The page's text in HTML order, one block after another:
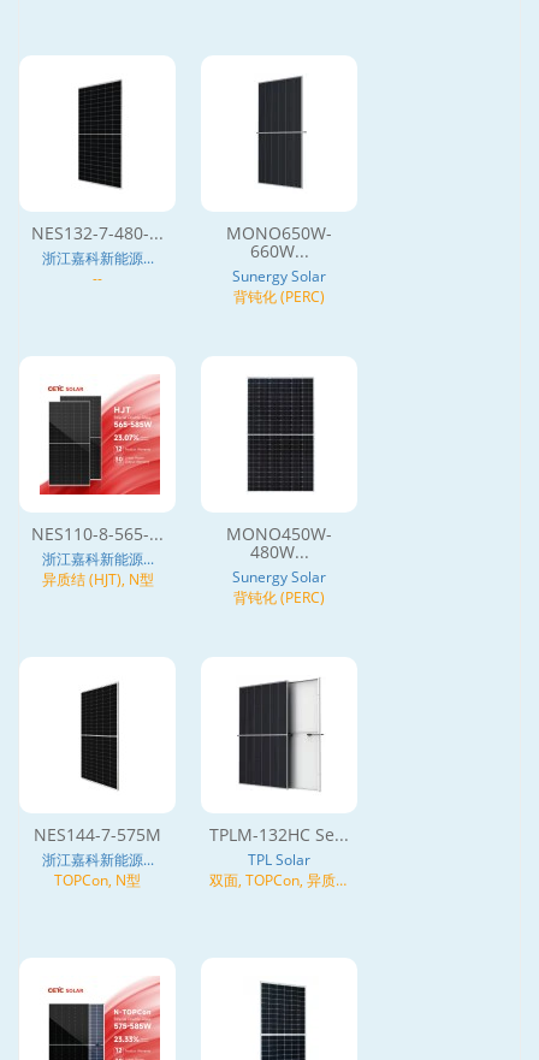
NES132-7-480-...
浙江嘉科新能源...
--
MONO650W-
660W...
Sunergy Solar
背钝化 (PERC)
NES110-8-565-...
浙江嘉科新能源...
异质结 (HJT), N型
MONO450W-
480W...
Sunergy Solar
背钝化 (PERC)
NES144-7-575M
浙江嘉科新能源...
TOPCon, N型
TPLM-132HC Se...
TPL Solar
双面, TOPCon, 异质结